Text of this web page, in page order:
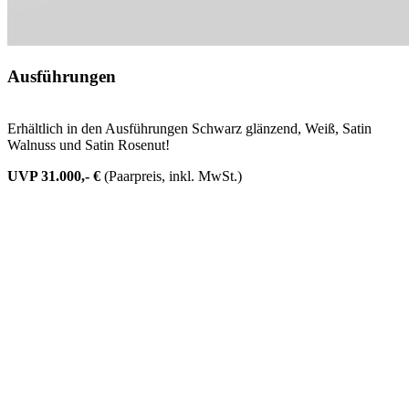
Ausführungen
Erhältlich in den Ausführungen Schwarz glänzend, Weiß, Satin
Walnuss und Satin Rosenut!
UVP 31.000,- € (Paarpreis, inkl. MwSt.)